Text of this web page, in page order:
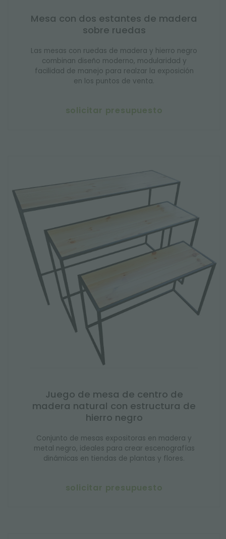
Mesa con dos estantes de madera
sobre ruedas
Las mesas con ruedas de madera y hierro negro
combinan diseño moderno, modularidad y
facilidad de manejo para realzar la exposición
en los puntos de venta.
solicitar presupuesto
Juego de mesa de centro de
madera natural con estructura de
hierro negro
Conjunto de mesas expositoras en madera y
metal negro, ideales para crear escenografías
dinámicas en tiendas de plantas y flores.
solicitar presupuesto